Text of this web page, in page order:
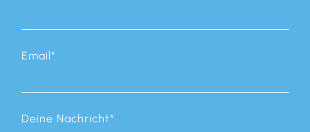
Email*
Deine Nachricht*